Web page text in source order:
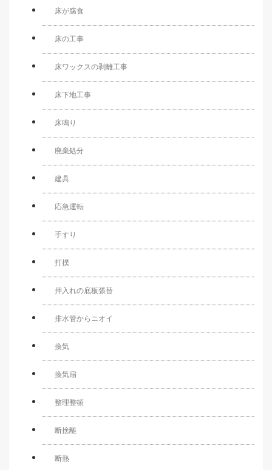
床が腐食
床の工事
床ワックスの剥離工事
床下地工事
床鳴り
廃棄処分
建具
応急運転
手すり
打撲
押入れの底板張替
排水管からニオイ
換気
換気扇
整理整頓
断捨離
断熱